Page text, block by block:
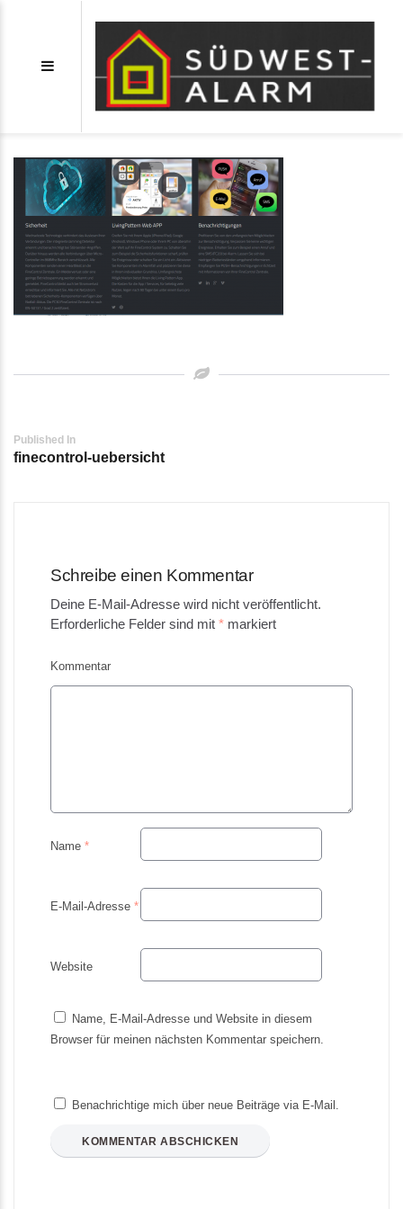
finecontrol-uebersicht
Post
navigation
Published In
finecontrol-uebersicht
Schreibe einen Kommentar
Deine E-Mail-Adresse wird nicht veröffentlicht.
Erforderliche Felder sind mit * markiert
Kommentar
Name *
E-Mail-Adresse *
Website
Name, E-Mail-Adresse und Website in diesem
Browser für meinen nächsten Kommentar speichern.
Benachrichtige mich über neue Beiträge via E-Mail.